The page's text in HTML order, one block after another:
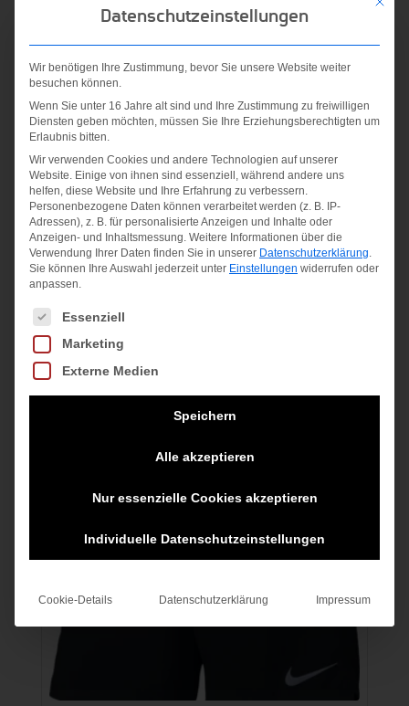
B NP
SHORT
BLACK
25,00€Ursprünglicher
Preis
war:
25,00 €
12,00€Aktueller
Preis
ist:
12,00 €.
inkl. MwSt.
zzgl.
Versandkosten
9038/139
Lean Arm
Band
schwarz-
silber
25,00€
inkl. MwSt.
U NK
LTWT
QTR
3PR
schwarz
15,00€
inkl. MwSt.
Datenschutzeinstellungen
Wir benötigen Ihre Zustimmung, bevor Sie unsere Website weiter
besuchen können.
Wenn Sie unter 16 Jahre alt sind und Ihre Zustimmung zu freiwilligen
Diensten geben möchten, müssen Sie Ihre Erziehungsberechtigten um
Erlaubnis bitten.
Wir verwenden Cookies und andere Technologien auf unserer
Website. Einige von ihnen sind essenziell, während andere uns
helfen, diese Website und Ihre Erfahrung zu verbessern.
Personenbezogene Daten können verarbeitet werden (z. B. IP-
Adressen), z. B. für personalisierte Anzeigen und Inhalte oder
Anzeigen- und Inhaltsmessung. Weitere Informationen über die
Verwendung Ihrer Daten finden Sie in unserer Datenschutzerklärung
Sie können Ihre Auswahl jederzeit unter Einstellungen widerrufen oder
anpassen.
Es folgt eine Liste der Service-Gruppen, für die eine
Essenziell
Marketing
Externe Medien
Speichern
Alle akzeptieren
Nur essenzielle Cookies akzeptieren
Individuelle Datenschutzeinstellungen
Cookie-Details Datenschutzerklärung Impressum